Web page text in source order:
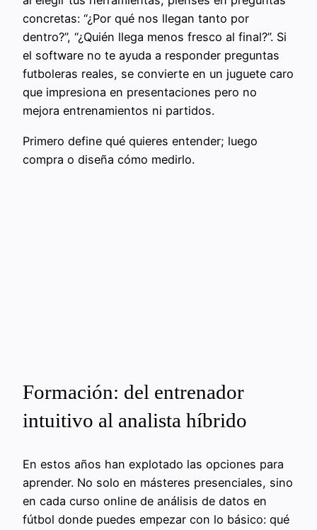
concretas: “¿Por qué nos llegan tanto por
dentro?”, “¿Quién llega menos fresco al final?”. Si
el software no te ayuda a responder preguntas
futboleras reales, se convierte en un juguete caro
que impresiona en presentaciones pero no
mejora entrenamientos ni partidos.
Primero define qué quieres entender; luego
compra o diseña cómo medirlo.
Formación: del entrenador
intuitivo al analista híbrido
En estos años han explotado las opciones para
aprender. No solo en másteres presenciales, sino
en cada curso online de análisis de datos en
fútbol donde puedes empezar con lo básico: qué